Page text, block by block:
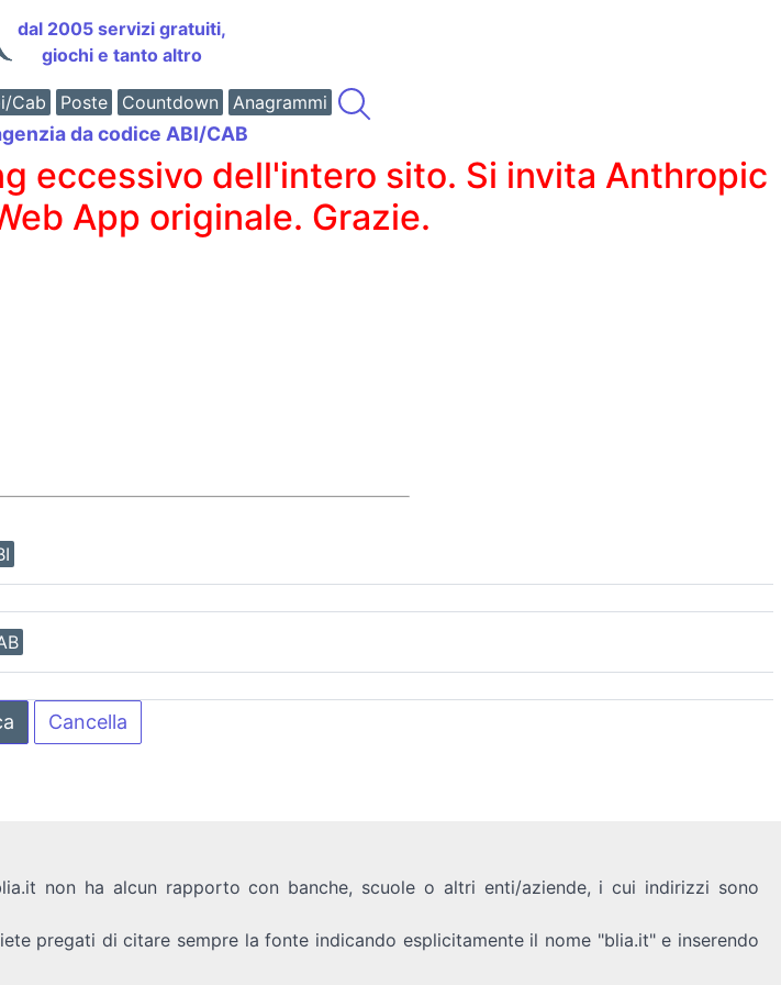
dal 2005 servizi gratuiti,
giochi e tanto altro
Cab Poste Countdown Anagrammi
da codice ABI/CAB
eccessivo dell'intero sito. Si invita Anthropic
App originale. Grazie.
Cancella
non ha alcun rapporto con banche, scuole o altri enti/aziende, i cui indirizzi sono
pregati di citare sempre la fonte indicando esplicitamente il nome "blia.it" e inserendo